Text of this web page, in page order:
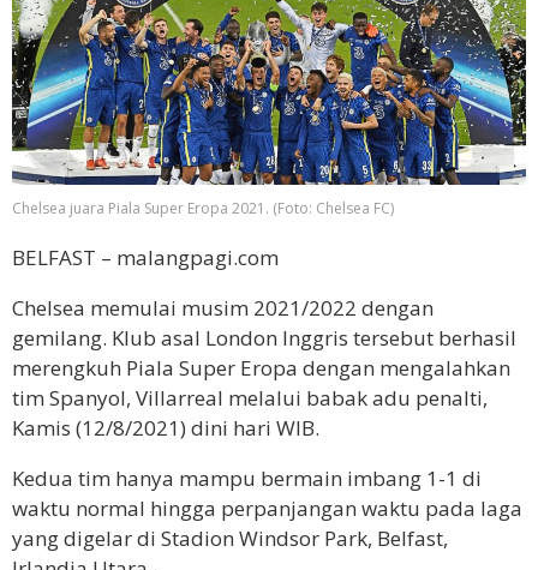
Chelsea juara Piala Super Eropa 2021. (Foto: Chelsea FC)
BELFAST – malangpagi.com
Chelsea memulai musim 2021/2022 dengan
gemilang. Klub asal London Inggris tersebut berhasil
merengkuh Piala Super Eropa dengan mengalahkan
tim Spanyol, Villarreal melalui babak adu penalti,
Kamis (12/8/2021) dini hari WIB.
Kedua tim hanya mampu bermain imbang 1-1 di
waktu normal hingga perpanjangan waktu pada laga
yang digelar di Stadion Windsor Park, Belfast,